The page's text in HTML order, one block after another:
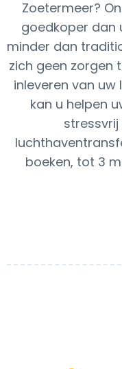
Zoetermeer?
goedkoper dan
minder dan
zich geen zorgen
inleveren van
kan u helpen
stressvrij
boeken, tot 3